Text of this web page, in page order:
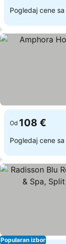
Pogledaj cene sa
Od 108 €
Pogledaj cene sa
Popularan izbor